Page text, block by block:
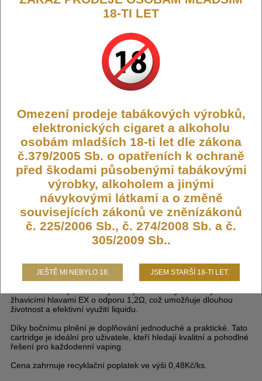
Cartridge Joyetech Exceed Edge
Cartridge Joyetech Exceed Edge je navržena pro stejnojmenné
zařízení a poskytuje spolehlivý MTL zážitek s optimálním
Počet ks:
4 ks
89,- KČ
55,- KČ
DO KOŠÍKU
Cartridge Joyetech Exceed Edge
žhavicími hlavami EX o odporu 1,2Ω, což umožňuje dlouhou
životnost a efektivní využití liquidu.
Díky bočnímu plnění je doplňování jednoduché a praktické. Tato
cartridge je ideální pro uživatele, kteří hledají kvalitní a pohodlné
řešení pro každodenní vaping.
Cena zahrnuje recyklační poplatek ve výši 0,48Kč/ks.
18-TI LET
Omezení prodeje tabákových výrobků,
elektronických cigaret a alkoholu
osobám mladších 18-ti let dle zákona
č.379/2005 Sb. o opatřeních k ochraně
před škodami působenými tabákovými
výrobky, alkoholem a jinými
návykovými látkami a o změně
souvisejících zákonů ve zněnízákonů
č. 225/2006 Sb., č. 274/2008 Sb. a č.
305/2009 Sb..
JEŠTĚ MI NEBYLO 18. JSEM STARŠÍ 18-TI LET.